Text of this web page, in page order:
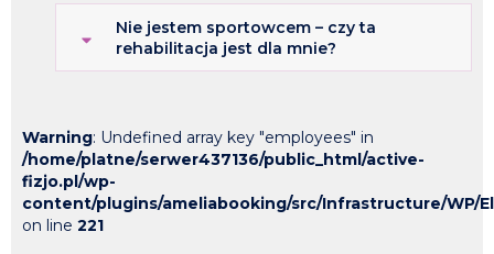
Nie jestem sportowcem – czy ta
rehabilitacja jest dla mnie?
Warning: Undefined array key "employees" in
/home/platne/serwer437136/public_html/active-
fizjo.pl/wp-
content/plugins/ameliabooking/src/Infrastructure/WP/
on line 221